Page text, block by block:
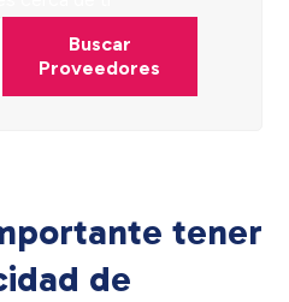
Buscar
Proveedores
tener
de